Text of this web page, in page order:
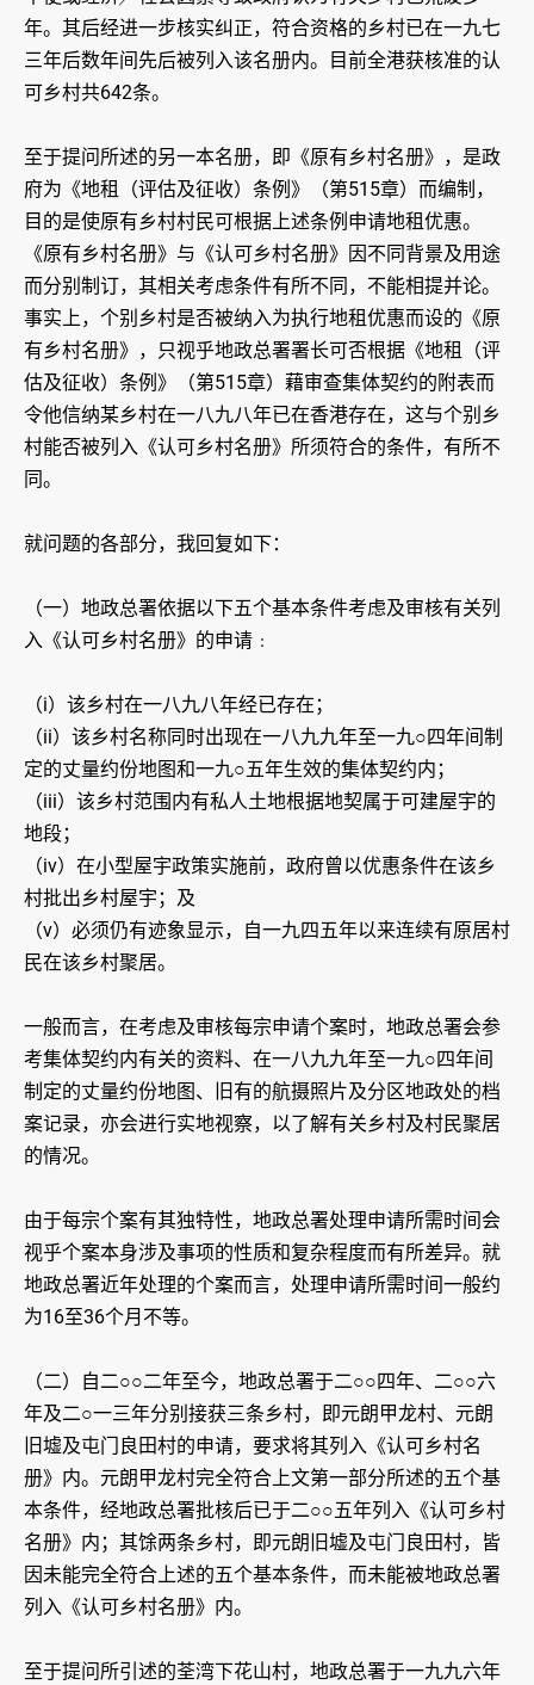
年。其后经进一步核实纠正，符合资格的乡村已在一九七
三年后数年间先后被列入该名册内。目前全港获核准的认
可乡村共642条。
至于提问所述的另一本名册，即《原有乡村名册》，是政
府为《地租（评估及征收）条例》（第515章）而编制，
目的是使原有乡村村民可根据上述条例申请地租优惠。
《原有乡村名册》与《认可乡村名册》因不同背景及用途
而分别制订，其相关考虑条件有所不同，不能相提并论。
事实上，个别乡村是否被纳入为执行地租优惠而设的《原
有乡村名册》，只视乎地政总署署长可否根据《地租（评
估及征收）条例》（第515章）藉审查集体契约的附表而
令他信纳某乡村在一八九八年已在香港存在，这与个别乡
村能否被列入《认可乡村名册》所须符合的条件，有所不
同。
就问题的各部分，我回复如下：
（一）地政总署依据以下五个基本条件考虑及审核有关列
入《认可乡村名册》的申请﹕
（i）该乡村在一八九八年经已存在；
（ii）该乡村名称同时出现在一八九九年至一九○四年间制
定的丈量约份地图和一九○五年生效的集体契约内；
（iii）该乡村范围内有私人土地根据地契属于可建屋宇的
地段；
（iv）在小型屋宇政策实施前，政府曾以优惠条件在该乡
村批出乡村屋宇；及
（v）必须仍有迹象显示，自一九四五年以来连续有原居村
民在该乡村聚居。
一般而言，在考虑及审核每宗申请个案时，地政总署会参
考集体契约内有关的资料、在一八九九年至一九○四年间
制定的丈量约份地图、旧有的航摄照片及分区地政处的档
案记录，亦会进行实地视察，以了解有关乡村及村民聚居
的情况。
由于每宗个案有其独特性，地政总署处理申请所需时间会
视乎个案本身涉及事项的性质和复杂程度而有所差异。就
地政总署近年处理的个案而言，处理申请所需时间一般约
为16至36个月不等。
（二）自二○○二年至今，地政总署于二○○四年、二○○六
年及二○一三年分别接获三条乡村，即元朗甲龙村、元朗
旧墟及屯门良田村的申请，要求将其列入《认可乡村名
册》内。元朗甲龙村完全符合上文第一部分所述的五个基
本条件，经地政总署批核后已于二○○五年列入《认可乡村
名册》内；其馀两条乡村，即元朗旧墟及屯门良田村，皆
因未能完全符合上述的五个基本条件，而未能被地政总署
列入《认可乡村名册》内。
至于提问所引述的荃湾下花山村，地政总署于一九九六年